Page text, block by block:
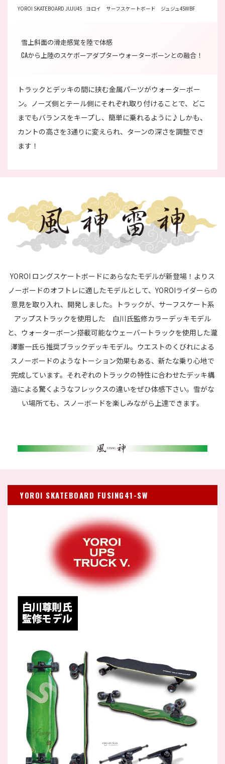
YOROI SKATEBOARD JUJU45 ヨロイ サーフスケートボード ジュジュ45WBF
雪上斜面の滑走感覚を陸で体感
CAから上陸のスケボーアダプターウォーターボーンとの融合！
トラックとデッキの間に挟む金属パーツがウォーターボー
ン。ノーズ側とテール側にそれぞれ取り付けることで、どこ
までもバランスをキープし、簡単に乗れるように♪しかも、
カントの高さを3通りに変えられ、ターンの深さを調整でき
ます！
YOROI ロングスケートボードにあらなたモデルが新登場！よりス
ノーボードのオフトレに適したモデルとして、YOROIライダーらの
意見を取り入れ、開発しました。トラックが、サーフスケート系
アップストラックを使用した 白川氏監修カラーデッキモデル
と、ウォーターボーン搭載可能なウェーバートラックを使用した瀧
澤憲一氏ら推奨ブラックデッキモデル。ウエストのくびれによる
スノーボードのようなトーション効果もある、新たな乗り心地で
完成しています。それぞれのトラックの特性に合わせたデッキ構
造による驚くようなフレックスの違いをぜひ体感下さい。雪がな
い場所ても、スノーボードを楽しみながら上達できます。
YOROI SKATEBOARD FUSING41-SW